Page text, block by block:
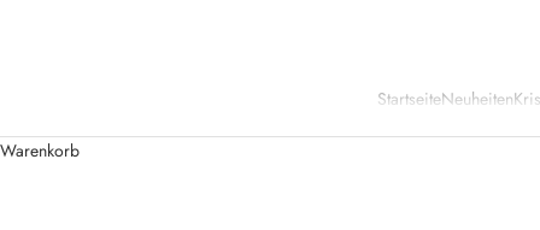
StartseiteNeuheiten
Warenkorb